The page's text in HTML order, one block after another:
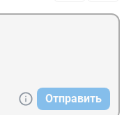
Отправить